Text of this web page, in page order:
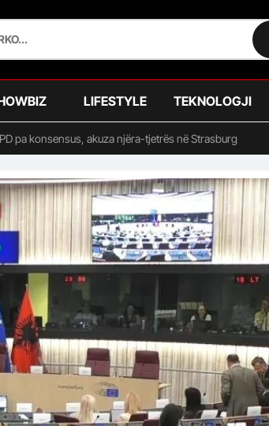
LIFESTYLE TEKNOLOGJI
pa konsensus, akuza njëra-tjetrës në Strasburg